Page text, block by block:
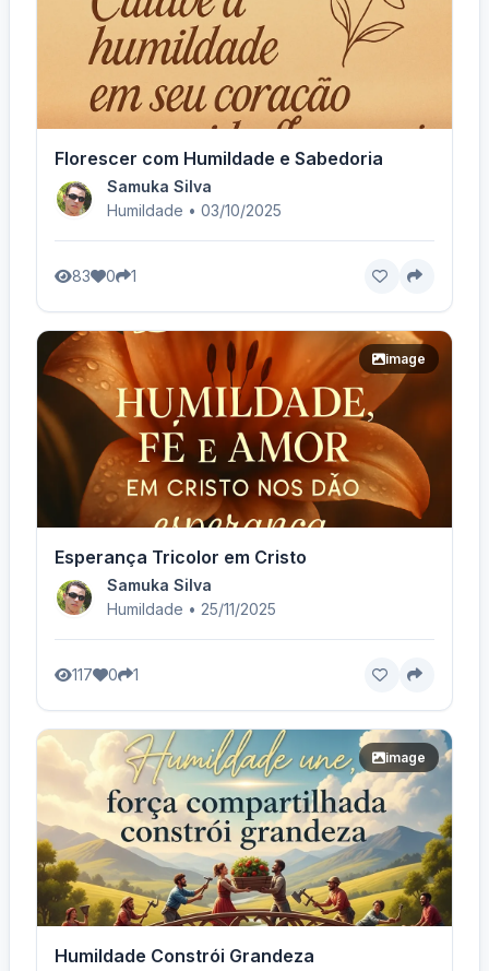
Florescer com Humildade e Sabedoria
Samuka Silva
Humildade • 03/10/2025
83 0 1
image
Esperança Tricolor em Cristo
Samuka Silva
Humildade • 25/11/2025
117 0 1
image
Humildade Constrói Grandeza